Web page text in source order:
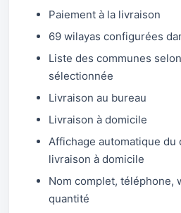
Paiement à la livraison
69 wilayas configurées
Liste des communes
sélectionnée
Livraison au bureau
Livraison à domicile
Affichage automatique du
livraison à domicile
Nom complet, téléphone,
quantité